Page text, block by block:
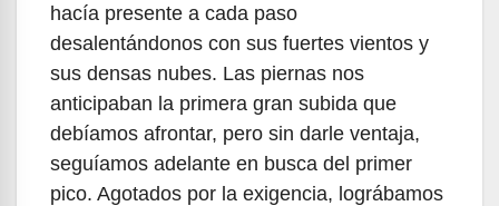
hacía presente a cada paso
desalentándonos con sus fuertes vientos y
sus densas nubes. Las piernas nos
anticipaban la primera gran subida que
debíamos afrontar, pero sin darle ventaja,
seguíamos adelante en busca del primer
pico. Agotados por la exigencia, lográbamos